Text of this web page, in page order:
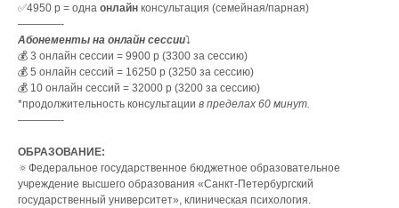
✅4950 р = одна онлайн консультация (семейная/парная)
————-
Абонементы на онлайн сессии⤵️
💰 3 онлайн сессии = 9900 р (3300 за сессию)
💰 5 онлайн сессий = 16250 р (3250 за сессию)
💰 10 онлайн сессий = 32000 р (3200 за сессию)
*продолжительность консультации в пределах 60 минут.
————-
ОБРАЗОВАНИЕ:
🔅Федеральное государственное бюджетное образовательное
учреждение высшего образования «Санкт-Петербургский
государственный университет», клиническая психология.